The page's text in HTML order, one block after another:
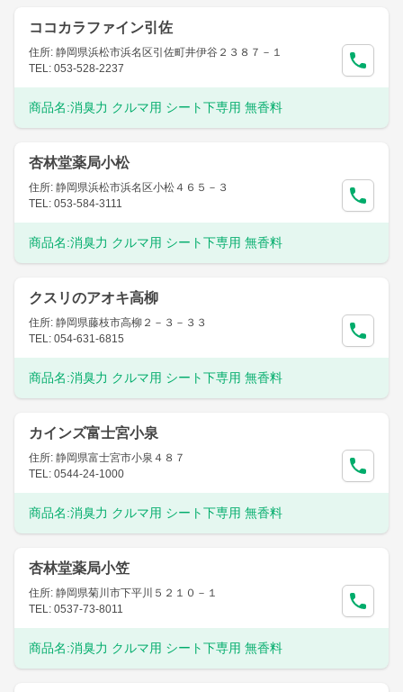
ココカラファイン引佐
住所: 静岡県浜松市浜名区引佐町井伊谷２３８７－１
TEL: 053-528-2237
商品名:消臭力 クルマ用 シート下専用 無香料
杏林堂薬局小松
住所: 静岡県浜松市浜名区小松４６５－３
TEL: 053-584-3111
商品名:消臭力 クルマ用 シート下専用 無香料
クスリのアオキ高柳
住所: 静岡県藤枝市高柳２－３－３３
TEL: 054-631-6815
商品名:消臭力 クルマ用 シート下専用 無香料
カインズ富士宮小泉
住所: 静岡県富士宮市小泉４８７
TEL: 0544-24-1000
商品名:消臭力 クルマ用 シート下専用 無香料
杏林堂薬局小笠
住所: 静岡県菊川市下平川５２１０－１
TEL: 0537-73-8011
商品名:消臭力 クルマ用 シート下専用 無香料